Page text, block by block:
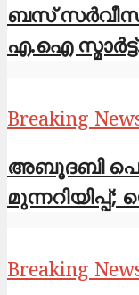
ബസ്
എ.ഐ
Breaking
അബൂദബി
Breaking